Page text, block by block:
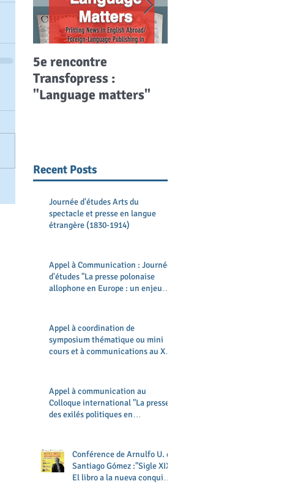
5e rencontre
Transfopress :
"Language matters"
Recent Posts
Journée d'études Arts du
spectacle et presse en langue
étrangère (1830-1914)
Appel à Communication : Journée
d'études "La presse polonaise
allophone en Europe : un enjeu
Appel à coordination de
symposium thématique ou mini
cours et à communications au XXV
Appel à communication au
Colloque international "La presse
des exilés politiques en
Conférence de Arnulfo U. de
Santiago Gómez :"Sigle XIX.
El libro a la nueva conquista